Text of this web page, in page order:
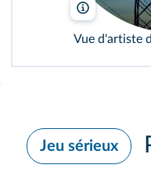
adam
Vue d'artiste
Jeu sérieux